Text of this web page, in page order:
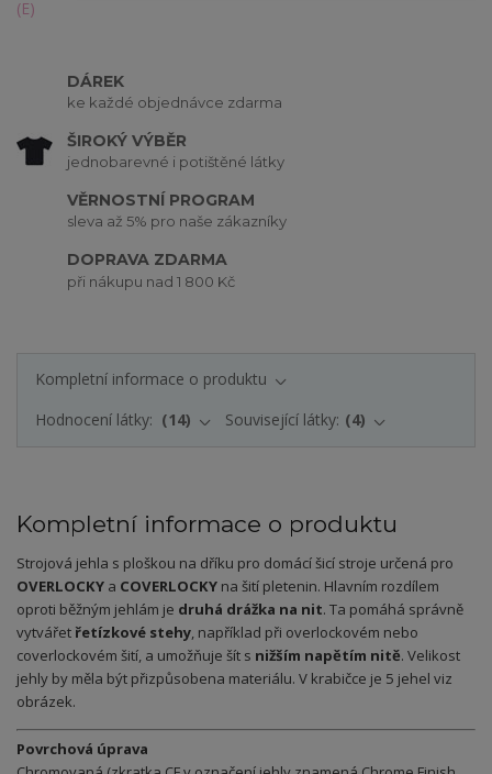
DÁREK
ke každé objednávce zdarma
ŠIROKÝ VÝBĚR
jednobarevné i potištěné látky
VĚRNOSTNÍ PROGRAM
sleva až 5% pro naše zákazníky
DOPRAVA ZDARMA
při nákupu nad 1 800 Kč
Kompletní informace o produktu
Hodnocení látky:
14 Související látky: 4
Kompletní informace o produktu
Strojová jehla s ploškou na dříku pro domácí šicí stroje určená pro
OVERLOCKY a COVERLOCKY na šití pletenin. Hlavním rozdílem
oproti běžným jehlám je druhá drážka na nit. Ta pomáhá správně
vytvářet řetízkové stehy, například při overlockovém nebo
coverlockovém šití, a umožňuje šít s nižším napětím nitě. Velikost
jehly by měla být přizpůsobena materiálu. V krabičce je 5 jehel viz
obrázek.
Povrchová úprava